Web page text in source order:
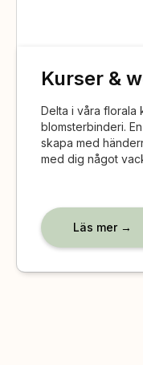
Kurser &
Delta i våra florala
blomsterbinderi.
skapa med
med dig något
Läs mer →